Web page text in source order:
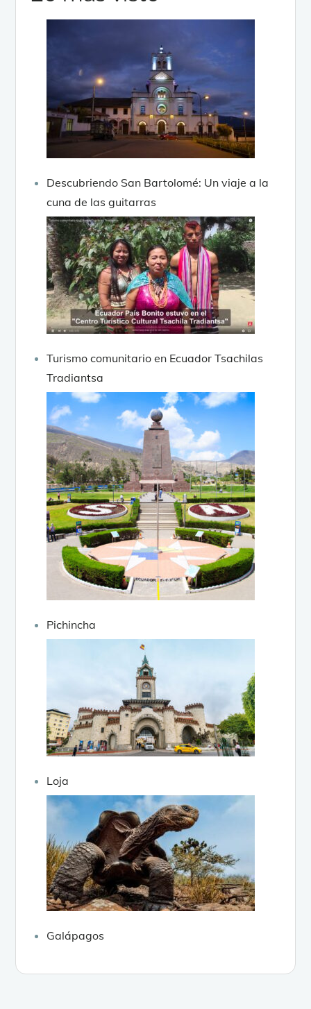
Descubriendo San Bartolomé: Un viaje a la
cuna de las guitarras
Turismo comunitario en Ecuador Tsachilas
Tradiantsa
Pichincha
Loja
Galápagos